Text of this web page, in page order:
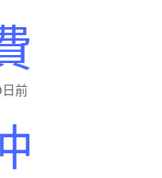
日前